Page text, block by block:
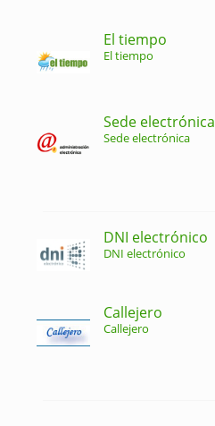
El tiempo
El tiempo
Sede electrónica
Sede electrónica
DNI electrónico
DNI electrónico
Callejero
Callejero